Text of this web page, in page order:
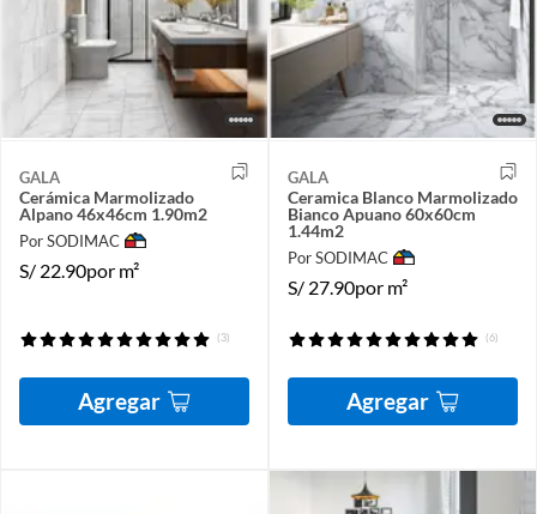
GALA
Cerámica Marmolizado
Alpano 46x46cm 1.90m2
Por SODIMAC
S/ 22.90por m²
(3)
Agregar
GALA
Ceramica Blanco Marmolizado
Bianco Apuano 60x60cm
1.44m2
Por SODIMAC
S/ 27.90por m²
(6)
Agregar